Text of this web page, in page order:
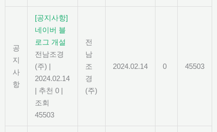
공
지
사
항
[공지사항]
네이버 블
로그 개설
전남조경
(주) |
2024.02.14
| 추천 0 |
조회
45503
전
남
조
경
(주)
2024.02.14 0 45503